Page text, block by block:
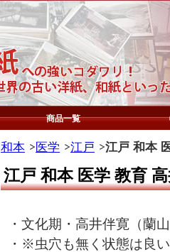
商品一覧
和本 医学 江戸 江戸 和本
江戸 和本 医学 教育
・文化期・高井伴寛（蘭
・※虫穴も無く状態は良